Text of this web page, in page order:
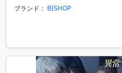
ブランド： BISHOP